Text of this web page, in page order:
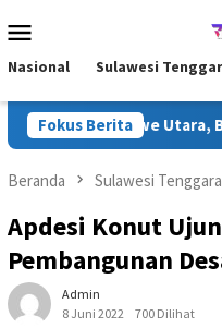
ke
Mobile
Nasional Sulawesi
Fokus Berita
di Konawe Utara,
Beranda Sulawesi Tenggara
Apdesi Konut
Pembangunan
Admin
8 Juni 2022
700 Dilihat